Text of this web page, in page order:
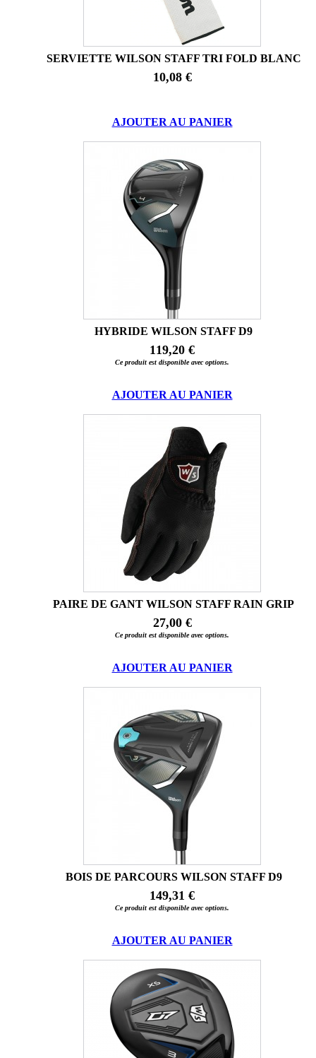
SERVIETTE WILSON STAFF TRI FOLD BLANC
10,08 €
AJOUTER AU PANIER
HYBRIDE WILSON STAFF D9
119,20 €
Ce produit est disponible avec options.
AJOUTER AU PANIER
PAIRE DE GANT WILSON STAFF RAIN GRIP
27,00 €
Ce produit est disponible avec options.
AJOUTER AU PANIER
BOIS DE PARCOURS WILSON STAFF D9
149,31 €
Ce produit est disponible avec options.
AJOUTER AU PANIER